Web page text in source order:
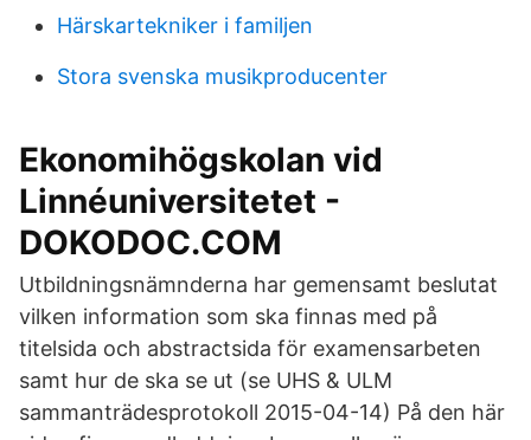
Härskartekniker i familjen
Stora svenska musikproducenter
Ekonomihögskolan vid
Linnéuniversitetet -
DOKODOC.COM
Utbildningsnämnderna har gemensamt beslutat
vilken information som ska finnas med på
titelsida och abstractsida för examensarbeten
samt hur de ska se ut (se UHS & ULM
sammanträdesprotokoll 2015-04-14) På den här